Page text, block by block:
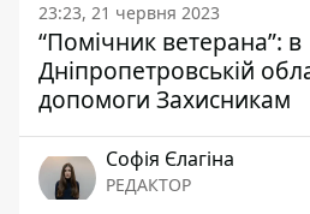
23:23, 21 червня 2023
“Помічник ветерана”: в
Дніпропетровській
допомоги Захисникам
Софія Єлагіна
РЕДАКТОР